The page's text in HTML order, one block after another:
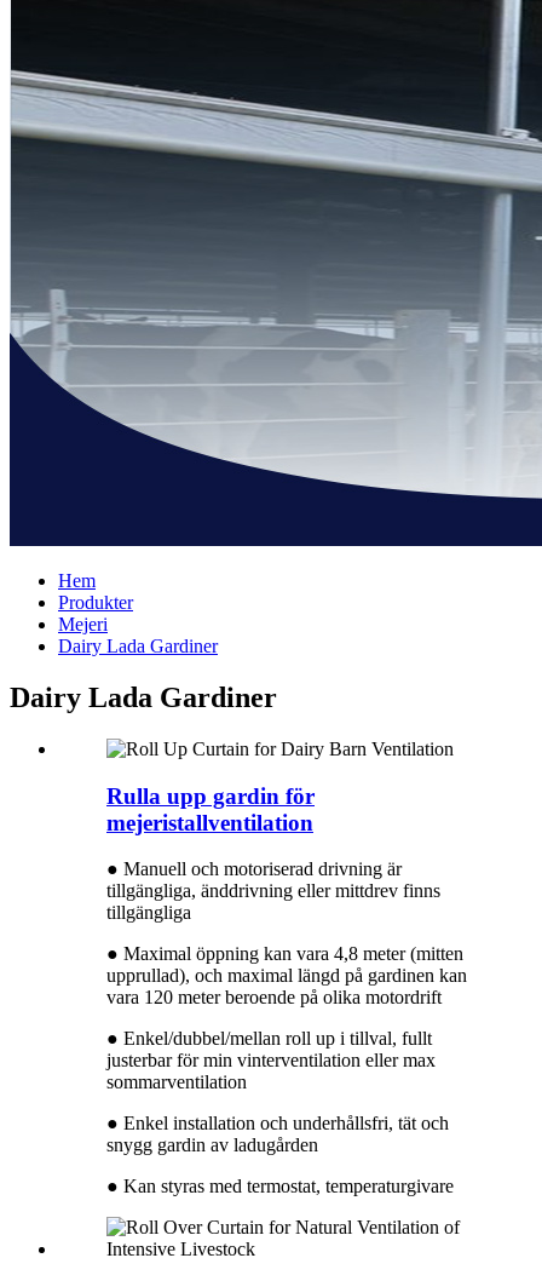
Hem
Produkter
Mejeri
Dairy Lada Gardiner
Dairy Lada Gardiner
Rulla upp gardin för
mejeristallventilation
● Manuell och motoriserad drivning är
tillgängliga, änddrivning eller mittdrev finns
tillgängliga
● Maximal öppning kan vara 4,8 meter (mitten
upprullad), och maximal längd på gardinen kan
vara 120 meter beroende på olika motordrift
● Enkel/dubbel/mellan roll up i tillval, fullt
justerbar för min vinterventilation eller max
sommarventilation
● Enkel installation och underhållsfri, tät och
snygg gardin av ladugården
● Kan styras med termostat, temperaturgivare